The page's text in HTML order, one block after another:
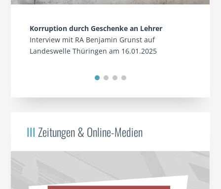
Korruption durch Geschenke an Lehrer
Interview mit RA Benjamin Grunst auf
Landeswelle Thüringen am 16.01.2025
IIIZeitungen & Online-Medien